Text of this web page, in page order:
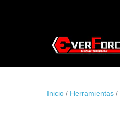
Inicio / Herramientas /